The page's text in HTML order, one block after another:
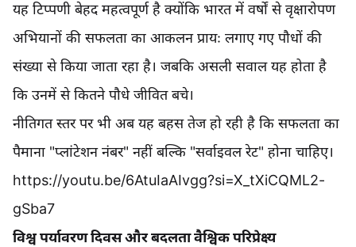
यह टिप्पणी बेहद महत्वपूर्ण है क्योंकि भारत में वर्षों से वृक्षारोपण
अभियानों की सफलता का आकलन प्रायः लगाए गए पौधों की
संख्या से किया जाता रहा है। जबकि असली सवाल यह होता है
कि उनमें से कितने पौधे जीवित बचे।
नीतिगत स्तर पर भी अब यह बहस तेज हो रही है कि सफलता का
पैमाना "प्लांटेशन नंबर" नहीं बल्कि "सर्वाइवल रेट" होना चाहिए।
https://youtu.be/6AtuIaAIvgg?si=X_tXiCQML2-
gSba7
विश्व पर्यावरण दिवस और बदलता वैश्विक परिप्रेक्ष्य